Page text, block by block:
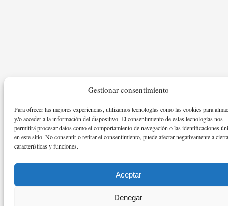
Gestionar consentimiento
Para ofrecer las mejores experiencias, utilizamos tecnologías como las cookies para
y/o acceder a la información del dispositivo. El consentimiento de estas tecnologías nos
permitirá procesar datos como el comportamiento de navegación o las identificaciones
en este sitio. No consentir o retirar el consentimiento, puede afectar negativamente a
características y funciones.
Aceptar
Denegar